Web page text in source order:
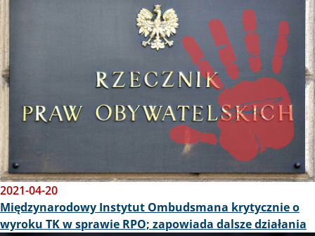
2021-04-20
Międzynarodowy Instytut Ombudsmana krytycznie o
wyroku TK w sprawie RPO; zapowiada dalsze działania